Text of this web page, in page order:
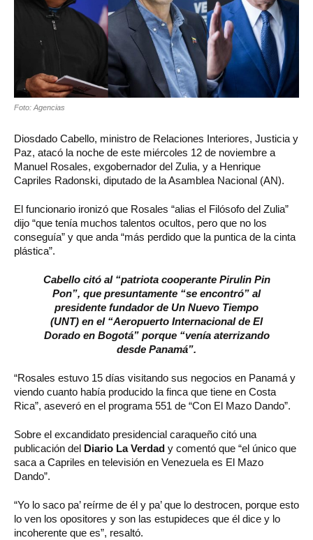
Foto: Agencias
Diosdado Cabello, ministro de Relaciones Interiores, Justicia y
Paz, atacó la noche de este miércoles 12 de noviembre a
Manuel Rosales, exgobernador del Zulia, y a Henrique
Capriles Radonski, diputado de la Asamblea Nacional (AN).
El funcionario ironizó que Rosales “alias el Filósofo del Zulia”
dijo “que tenía muchos talentos ocultos, pero que no los
conseguía” y que anda “más perdido que la puntica de la cinta
plástica”.
Cabello citó al “patriota cooperante Pirulin Pin
Pon”, que presuntamente “se encontró” al
presidente fundador de Un Nuevo Tiempo
(UNT) en el “Aeropuerto Internacional de El
Dorado en Bogotá” porque “venía aterrizando
desde Panamá”.
“Rosales estuvo 15 días visitando sus negocios en Panamá y
viendo cuanto había producido la finca que tiene en Costa
Rica”, aseveró en el programa 551 de “Con El Mazo Dando”.
Sobre el excandidato presidencial caraqueño citó una
publicación del Diario La Verdad y comentó que “el único que
saca a Capriles en televisión en Venezuela es El Mazo
Dando”.
“Yo lo saco pa’ reírme de él y pa’ que lo destrocen, porque esto
lo ven los opositores y son las estupideces que él dice y lo
incoherente que es”, resaltó.